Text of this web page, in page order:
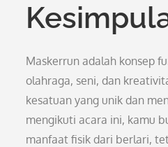
Maskerrun adalah konsep
olahraga, seni, dan
kesatuan yang unik dan
mengikuti acara ini, kamu
manfaat fisik dari berlari,